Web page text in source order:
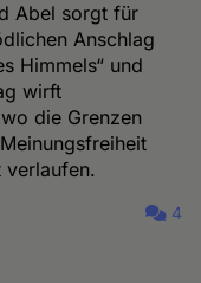
Abel sorgt für
Anschlag
Himmels“ und
wirft
die Grenzen
verlaufen.
4